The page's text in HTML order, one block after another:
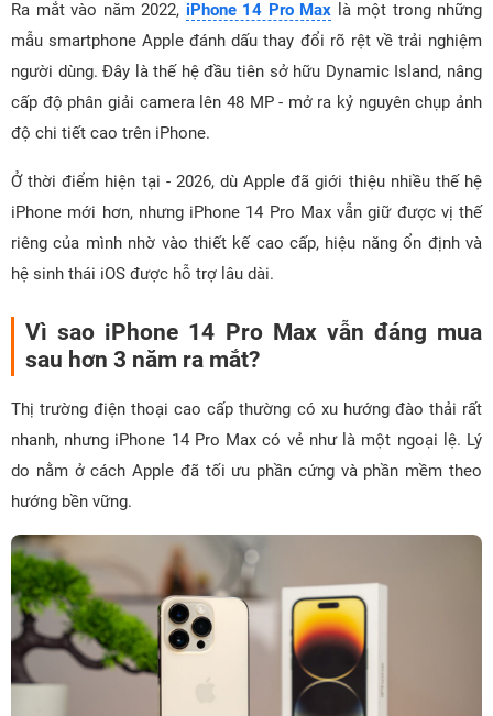
Ra mắt vào năm 2022, iPhone 14 Pro Max là một trong những
mẫu smartphone Apple đánh dấu thay đổi rõ rệt về trải nghiệm
người dùng. Đây là thế hệ đầu tiên sở hữu Dynamic Island, nâng
cấp độ phân giải camera lên 48 MP - mở ra kỷ nguyên chụp ảnh
độ chi tiết cao trên iPhone.
Ở thời điểm hiện tại - 2026, dù Apple đã giới thiệu nhiều thế hệ
iPhone mới hơn, nhưng iPhone 14 Pro Max vẫn giữ được vị thế
riêng của mình nhờ vào thiết kế cao cấp, hiệu năng ổn định và
hệ sinh thái iOS được hỗ trợ lâu dài.
Vì sao iPhone 14 Pro Max vẫn đáng mua
sau hơn 3 năm ra mắt?
Thị trường điện thoại cao cấp thường có xu hướng đào thải rất
nhanh, nhưng iPhone 14 Pro Max có vẻ như là một ngoại lệ. Lý
do nằm ở cách Apple đã tối ưu phần cứng và phần mềm theo
hướng bền vững.